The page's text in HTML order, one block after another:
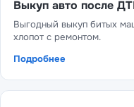
Выкуп авто после
Выгодный выкуп битых
хлопот с ремонтом.
Подробнее